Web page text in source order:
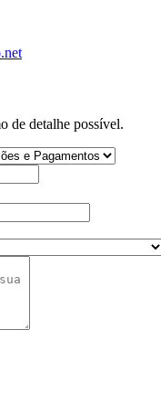
de detalhe possível.